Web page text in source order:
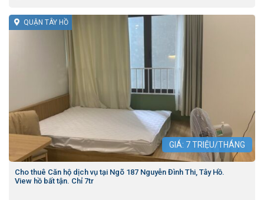
QUẬN TÂY HỒ
GIÁ: 7TRIỆU/THÁNG
Cho thuê Căn hộ dịch vụ tại Ngõ 187 Nguyễn Đình Thi, Tây Hồ.
View hồ bất tận. Chỉ 7tr